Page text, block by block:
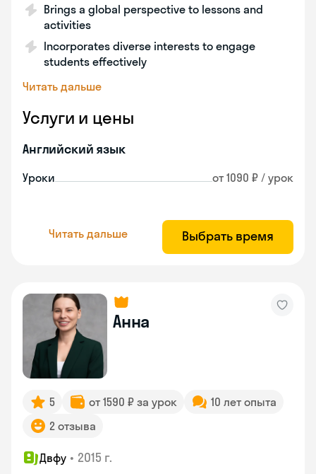
Brings a global perspective to lessons and
activities
Incorporates diverse interests to engage
students effectively
Читать дальше
Услуги и цены
Английский язык
Уроки от 1090 ₽ / урок
Читать дальше Выбрать время
Анна
5 от 1590 ₽ за урок
10 лет опыта
2 отзыва
Двфу • 2015 г.